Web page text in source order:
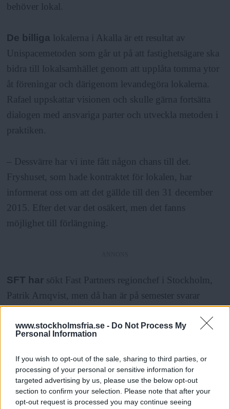
www.stockholmsfria.se - Do Not Process My
Personal Information
If you wish to opt-out of the sale, sharing to third parties, or
processing of your personal or sensitive information for
targeted advertising by us, please use the below opt-out
section to confirm your selection. Please note that after your
opt-out request is processed you may continue seeing
behöver lokal.
De billiga lokalerna i Akalla är ett resultat av
Unispacemetoden som går ut på att fastighetsägare ska
bidra till lokalsamhället genom att upplåta tomma ytor
åt föreningar och därigenom levandegöra lokalerna.
Rafael uppskattar visionen och skulle gärna fortsätta
dialogen med ansvariga parter och utveckla metoden i
praktiken.
– Dessvärre har vi inte fått någon chans till det.
Fryshuset, som hade kontraktet för lokalen, har
informerat oss om att det gällde till den 31 december
2015. Efter det var det osäkert, men det fanns
möjlighet till förlängning.
SFT har sökt Fast Partners regionchef i Stockholm,
Patrik Arnqvist, men då han är på semester svarar
men som jag förstår har vi hyrt ut till Fryshuset och det
kontraktet löpte ut till årsskiftet. Vi har ju haft avtal
med Fryshuset. De har tagit in andra men vi har ju inte
hyrt ut till de föreningarna, säger Jenny Tallskog.